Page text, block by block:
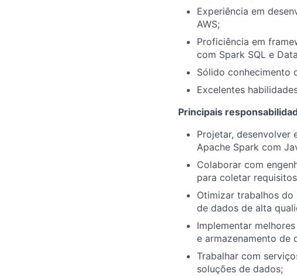
Experiência em
AWS;
Proficiência em
com Spark SQL e
Sólido conhecimento
Excelentes
Principais
Projetar, desenvolver
Apache Spark com
Colaborar com
para coletar
Otimizar trabalhos do
de dados de alta
Implementar
e armazenamento de
Trabalhar com
soluções de dados;